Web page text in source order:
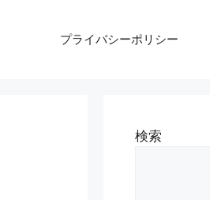
プライバシーポリシー
検索